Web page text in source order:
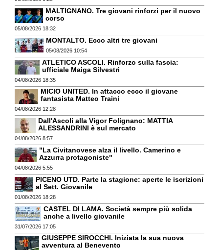
MALTIGNANO. Tre giovani rinforzi per il nuovo
corso
05/08/2026 18:32
MONTALTO. Ecco altri tre giovani
05/08/2026 10:54
ATLETICO ASCOLI. Rinforzo sulla fascia:
ufficiale Maiga Silvestri
04/08/2026 18:35
MICIO UNITED. In attacco ecco il giovane
fantasista Matteo Traini
04/08/2026 12:28
Dall'Ascoli alla Vigor Folignano: MATTIA
ALESSANDRINI è sul mercato
04/08/2026 8:57
"La Civitanovese alza il livello. Camerino e
Azzurra protagoniste"
04/08/2026 5:55
PICENO UTD. Parte la stagione: aperte le iscrizioni
al Sett. Giovanile
01/08/2026 18:28
CASTEL DI LAMA. Società sempre più solida
anche a livello giovanile
31/07/2026 17:05
GIUSEPPE SIROCCHI. Iniziata la sua nuova
avventura al Benevento